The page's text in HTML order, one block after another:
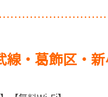
線・葛飾区・